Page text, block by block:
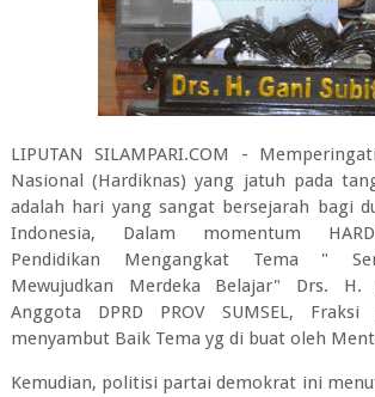
LIPUTAN SILAMPARI.COM -
Nasional (Hardiknas) yang jatuh pada
adalah hari yang sangat bersejarah bagi
Indonesia, Dalam momentum
Pendidikan Mengangkat Tema "
Mewujudkan Merdeka Belajar" Drs.
Anggota DPRD PROV SUMSEL,
menyambut Baik Tema yg di buat oleh
Kemudian, politisi partai demokrat ini